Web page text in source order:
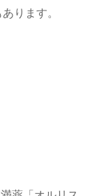
ります。